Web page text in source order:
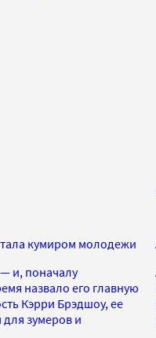
кумиром молодежи
и, поначалу
назвало его главную
Кэрри Брэдшоу, ее
зумеров и